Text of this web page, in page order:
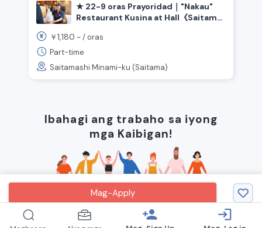
Mag-Apply
★ 22-9 oras Prayoridad｜"Nakau"
Restaurant Kusina at Hall《Saitama
Minami-ku, Musashi Urawa
Station》
￥1,180 ~ /oras
Part-time
Saitamashi Minami-ku (Saitama)
Ibahagi ang trabaho sa iyong
mga Kaibigan!
person_add login